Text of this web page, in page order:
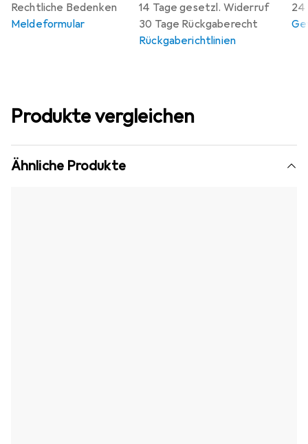
14 Tage gesetzl. Widerruf
30 Tage Rückgaberecht
Rückgaberichtlinien
24
Rechtliche Bedenken
Meldeformular
Produkte vergleichen
Ähnliche Produkte